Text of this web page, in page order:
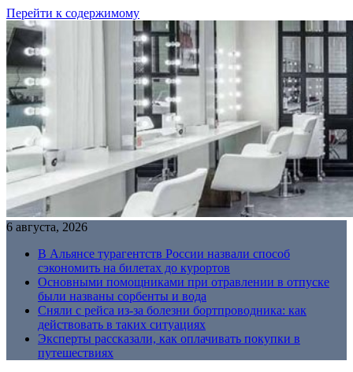
Перейти к содержимому
6 августа, 2026
В Альянсе турагентств России назвали способ
сэкономить на билетах до курортов
Основными помощниками при отравлении в отпуске
были названы сорбенты и вода
Сняли с рейса из-за болезни бортпроводника: как
действовать в таких ситуациях
Эксперты рассказали, как оплачивать покупки в
путешествиях